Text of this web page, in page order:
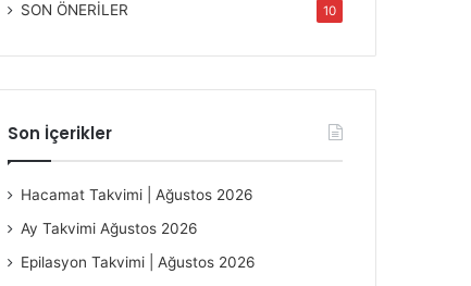
SON ÖNERİLER 10
Son İçerikler
Hacamat Takvimi | Ağustos 2026
Ay Takvimi Ağustos 2026
Epilasyon Takvimi | Ağustos 2026